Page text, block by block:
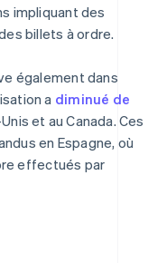
impliquant des
billets à ordre.
également dans
a diminué de
et au Canada. Ces
en Espagne, où
effectués par